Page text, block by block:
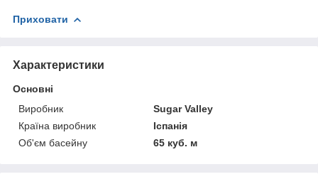
Приховати
Характеристики
Основні
Виробник
Sugar Valley
Країна виробник
Іспанія
Об'єм басейну
65 куб. м